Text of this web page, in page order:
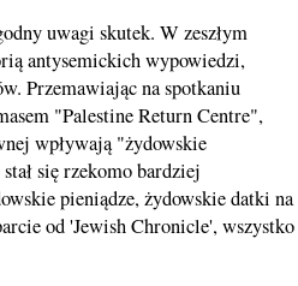
uwagi skutek. W zeszłym
antysemickich wypowiedzi,
Przemawiając na spotkaniu
"Palestine Return Centre",
wpływają "żydowskie
się rzekomo bardziej
pieniądze, żydowskie datki na
od 'Jewish Chronicle', wszystko